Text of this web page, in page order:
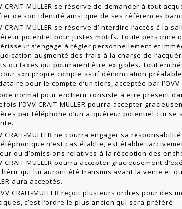
CRAIT-MULLER se réserve de demander à tout
de son identité ainsi que de ses références
CRAIT-MULLER se réserve d’interdire l’accès à la
potentiel pour justes motifs. Toute personne
s’engage à régler personnellement et
aug­menté des frais à la charge de
ou taxes qui pour­raient être exigibles. Tout
son propre compte sauf dénonciation
pour le compte d’un tiers, acceptée par l’OVV
normal pour enchérir consiste à être présent
l’OVV CRAIT-MULLER pourra accepter
par téléphone d’un acquéreur potentiel qui se
CRAIT-MULLER ne pourra engager sa
n’est pas établie, est établie
ou d’omissions relatives à la réception des
CRAIT-MULLER pourra accepter gracieusement
qui lui auront été transmis avant la vente et que
aura acceptés.
CRAIT-MULLER reçoit plusieurs ordres pour des
c’est l’ordre le plus ancien qui sera préféré.